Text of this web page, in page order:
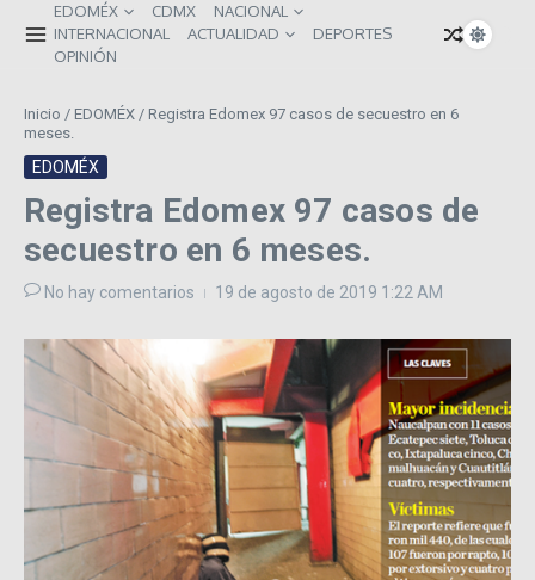
EDOMÉX CDMX
NACIONAL
INTERNACIONAL
ACTUALIDAD
DEPORTES
OPINIÓN
Inicio / EDOMÉX / Registra Edomex 97 casos de secuestro en 6
meses.
EDOMÉX
Registra Edomex 97 casos de
secuestro en 6 meses.
No hay comentarios 19 de agosto de 2019 1:22 AM